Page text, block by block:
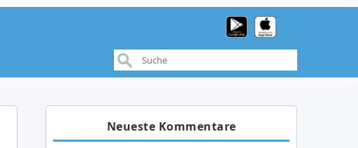
Neueste Kommentare